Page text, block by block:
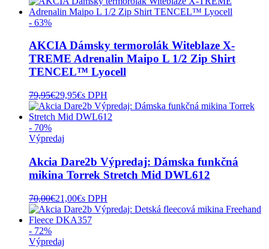
- 63%
AKCIA Dámsky termorolák Witeblaze X-
TREME Adrenalin Maipo L 1/2 Zip Shirt
TENCEL™ Lyocell
79,95€29,95€s DPH
- 70%
Výpredaj
Akcia Dare2b Výpredaj: Dámska funkčná
mikina Torrek Stretch Mid DWL612
70,00€21,00€s DPH
- 72%
Výpredaj